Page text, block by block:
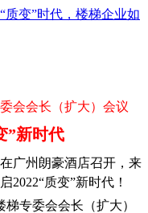
质变”时代，楼梯企业如
会会长（扩大）会议
”新时代
广州朗豪酒店召开，来
2022“质变”新时代！
专委会会长（扩大）